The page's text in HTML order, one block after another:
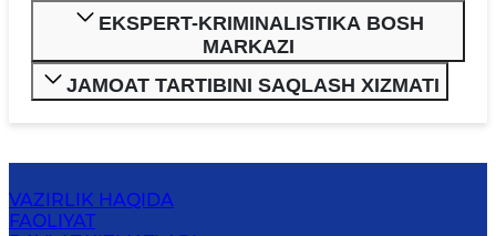
EKSPERT-KRIMINALISTIKA BOSH
MARKAZI
JAMOAT TARTIBINI SAQLASH XIZMATI
VAZIRLIK HAQIDA
FAOLIYAT